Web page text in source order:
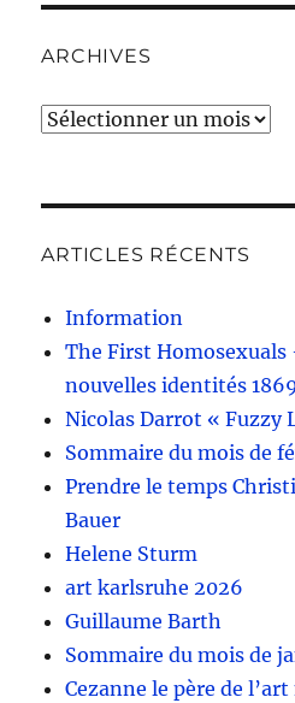
ARCHIVES
Archives
ARTICLES RÉCENTS
Information
The First Homosexuals
nouvelles identités
Nicolas Darrot « Fuzzy
Sommaire du mois de
Prendre le temps
Bauer
Helene Sturm
art karlsruhe 2026
Guillaume Barth
Sommaire du mois de
Cezanne le père de